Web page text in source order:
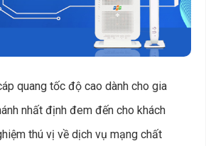
quang tốc độ cao dành cho gia
nhất định đem đến cho khách
thú vị về dịch vụ mạng chất